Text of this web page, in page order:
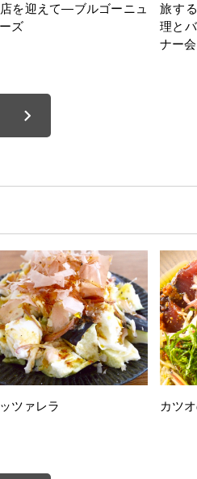
を迎えて―ブルゴーニュ
ズ
旅す
理と
ナー会
ツァレラ カツ